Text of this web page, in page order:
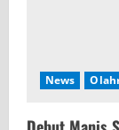
News